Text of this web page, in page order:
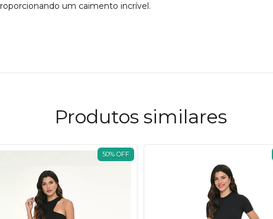
um caimento incrível.
Produtos similares
50% OFF